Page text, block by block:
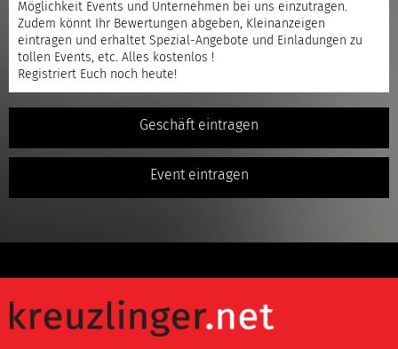
Möglichkeit Events und Unternehmen bei uns einzutragen.
Zudem könnt Ihr Bewertungen abgeben, Kleinanzeigen
eintragen und erhaltet Spezial-Angebote und Einladungen zu
tollen Events, etc. Alles kostenlos !
Registriert Euch noch heute!
Geschäft eintragen
Event eintragen